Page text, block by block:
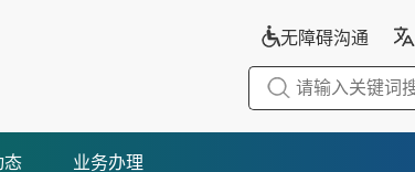
无障碍沟通
态 业务办理